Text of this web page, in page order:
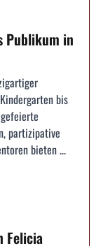
Publikum in
bis
partizipative
bieten ...
Felicia